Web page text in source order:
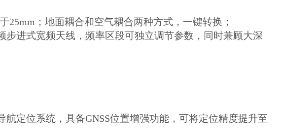
；地面耦合和空气耦合两种方式，一键转换；
步进式宽频天线，频率区段可独立调节参数，同时兼顾大深
航定位系统，具备GNSS位置增强功能，可将定位精度提升至